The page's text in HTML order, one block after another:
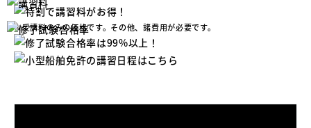
※受講料のみの価格です。その他、諸費用が必要です。